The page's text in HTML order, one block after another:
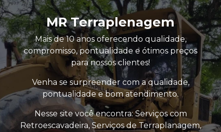
MR Terraplenagem
Mais de 10 anos oferecendo qualidade,
compromisso, pontualidade e ótimos preços
para nossos clientes!
Venha se surpreender com a qualidade,
pontualidade e bom atendimento.
Nesse site você encontra: Serviços com
Retroescavadeira, Serviços de Terraplanagem,